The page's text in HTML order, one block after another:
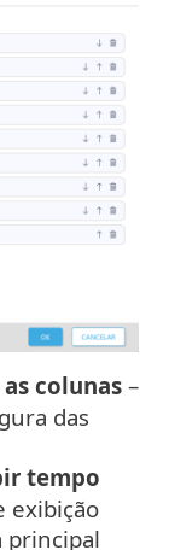
colunas –
das
tempo
exibição
principal